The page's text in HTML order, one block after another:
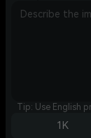
Tip: Use English
1K